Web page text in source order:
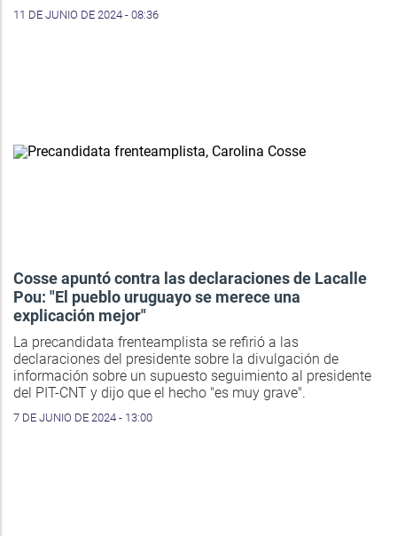
11 DE JUNIO DE 2024 - 08:36
Cosse apuntó contra las declaraciones de Lacalle
Pou: "El pueblo uruguayo se merece una
explicación mejor"
La precandidata frenteamplista se refirió a las
declaraciones del presidente sobre la divulgación de
información sobre un supuesto seguimiento al presidente
del PIT-CNT y dijo que el hecho "es muy grave".
7 DE JUNIO DE 2024 - 13:00